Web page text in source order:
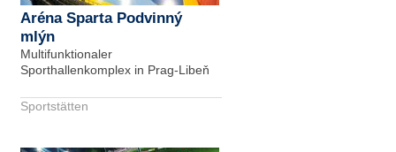
Aréna Sparta Podvinný
mlýn
Multifunktionaler
Sporthallenkomplex in Prag-Libeň
Sportstätten